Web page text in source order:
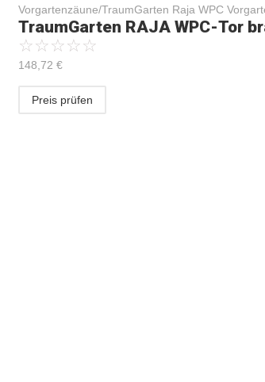
Vorgartenzäune/TraumGarten Raja WPC
TraumGarten RAJA WPC-Tor
☆☆☆☆☆
148,72 €
Preis prüfen